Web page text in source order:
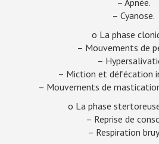
– Cyanose.
o La phase
– Mouvements de
–
– Miction et défécation
– Mouvements de
o La phase
– Reprise de
– Respiration